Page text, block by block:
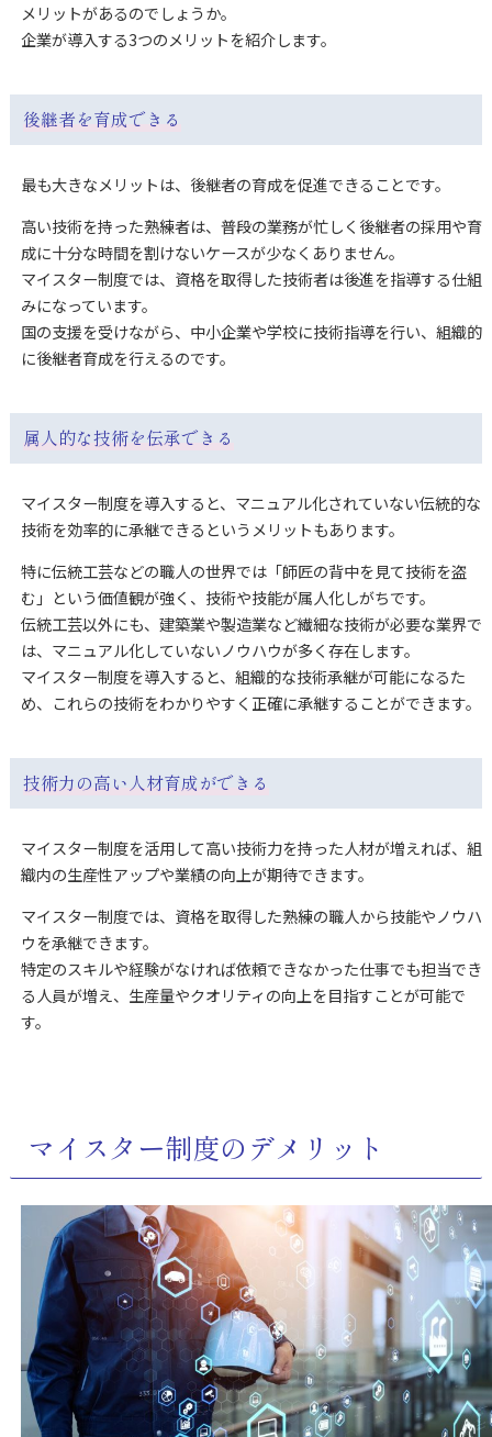
メリットがあるのでしょうか。
企業が導入する3つのメリットを紹介します。
後継者を育成できる
最も大きなメリットは、後継者の育成を促進できることです。
高い技術を持った熟練者は、普段の業務が忙しく後継者の採用や育
成に十分な時間を割けないケースが少なくありません。
マイスター制度では、資格を取得した技術者は後進を指導する仕組
みになっています。
国の支援を受けながら、中小企業や学校に技術指導を行い、組織的
に後継者育成を行えるのです。
属人的な技術を伝承できる
マイスター制度を導入すると、マニュアル化されていない伝統的な
技術を効率的に承継できるというメリットもあります。
特に伝統工芸などの職人の世界では「師匠の背中を見て技術を盗
む」という価値観が強く、技術や技能が属人化しがちです。
伝統工芸以外にも、建築業や製造業など繊細な技術が必要な業界で
は、マニュアル化していないノウハウが多く存在します。
マイスター制度を導入すると、組織的な技術承継が可能になるた
め、これらの技術をわかりやすく正確に承継することができます。
技術力の高い人材育成ができる
マイスター制度を活用して高い技術力を持った人材が増えれば、組
織内の生産性アップや業績の向上が期待できます。
マイスター制度では、資格を取得した熟練の職人から技能やノウハ
ウを承継できます。
特定のスキルや経験がなければ依頼できなかった仕事でも担当でき
る人員が増え、生産量やクオリティの向上を目指すことが可能で
す。
マイスター制度のデメリット